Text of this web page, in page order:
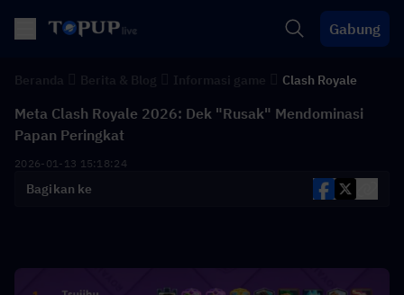
Gabung
Clash Royale
Meta Clash Royale 2026: Dek "Rusak" Mendominasi
Papan Peringkat
2026-01-13 15:18:24
Bagikan ke